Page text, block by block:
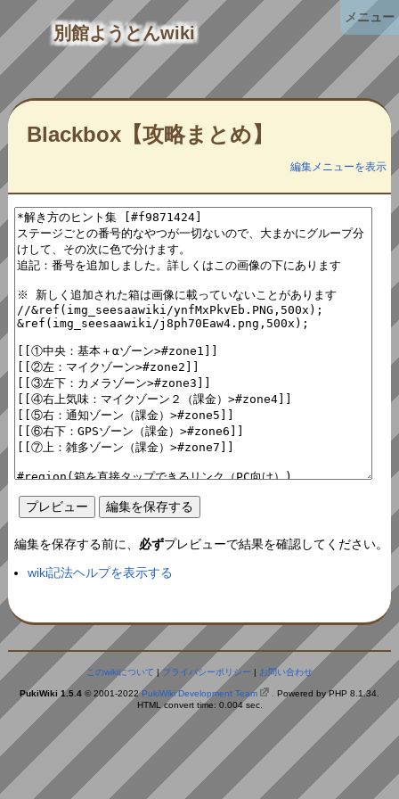
別館ようとんwiki
Blackbox【攻略まとめ】
編集メニューを表示
編集を保存する前に、 必ずプレビューで結果を確認してください。
wiki記法ヘルプを表示する
このwikiについて |プライバシーポリシー | お問い合わせ
PukiWiki 1.5.4 © 2001-2022PukiWiki Development Team
. Powered by PHP 8.1.34.
HTML convert time: 0.004 sec.
メニュー